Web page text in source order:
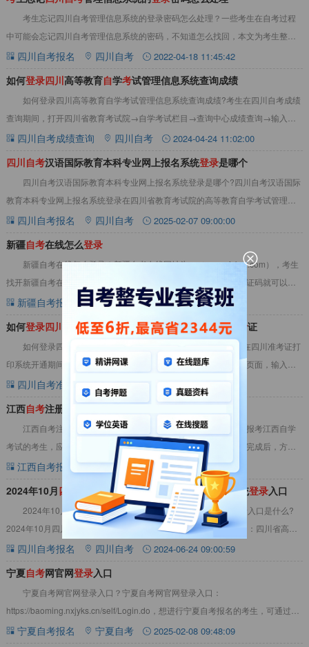
考生忘记四川自考管理信息系统的登录密码怎么处理？一些考生在自考过程
中可能会忘记四川自考管理信息系统的密码，不知道怎么找回，本文为考生整理
忘记四川自考管理信息系统的密码应该怎么找回，
四川自考报名 四川自考 2022-04-18 11:45:42
如何登录四川高等教育自学考试管理信息系统查询成绩
如何登录四川高等教育自学考试管理信息系统查询成绩?考生在四川自考成绩
查询期间，打开四川省教育考试院→自学考试栏目→查询中心成绩查询→输入准
考证号和身份证号查分即可。点此查看&gt;
四川自考成绩查询 四川自考 2024-04-24 11:02:00
四川自考汉语国际教育本科专业网上报名系统登录是哪个
四川自考汉语国际教育本科专业网上报名系统登录是哪个?四川自考汉语国际
教育本科专业网上报名系统登录在‌四川省教育考试院的高等教育自学考试管理信
息系统‌，网址为：‌https://zk
四川自考报名 四川自考 2025-02-07 09:00:00
新疆自考在线怎么登录
新疆自考在线怎么登录？新疆自考在线网址为：（www.xjzkzx.com），考生
找开新疆自考在线系统网址，输入用户名、身份证号码、密码、码证码就可以登
陆。如果以前没有注册后，需要注
新疆自考报名 新疆自考 2022-07-23 10:07:27
如何登录四川 省高等教育自学 考试管理信息系统打印准 考证
如何登录四川省高等教育自学考试管理信息系统打印准考证?在四川准考证打
印系统开通期间，考生打开四川省高等教育自学考试管理信息系统页面，输入账
号、密码和图形验证码登录即可查看并打印准考
四川自考准考证 2024-04-29 10:31:04
江西自考注册官网
江西自考注册官网登录是江西省自学考试考生服务平台。首次报考江西自学
考试的考生，应在规定时间内，到报名点办理新生注册手续。注册完成后，方可
进入江西自考报名入口，进行报名！详情请见下文
江西自考报名 江西自考 2024-06-18 09:19:51
2024年10月四 考科学教育(大自 考本科)网上报名系统登录入口
2024年10月四川自考科学教育(大自考本科)网上报名系统登录入口是什么?
2024年10月四川自考科学教育(大自考本科)网上报名系统登录入口：四川省高等
教育自学考试管理信息系统。在
四川自考报名 四川自考 2024-06-24 09:00:59
宁夏自考网官网登录入口
宁夏自考网官网登录入口？宁夏自考网官网登录入口：
https://baoming.nxjyks.cn/self/Login.do，想进行宁夏自考报名的考生，可通过此
网站进入宁夏自考报
宁夏自考报名 宁夏自考 2025-02-08 09:48:09